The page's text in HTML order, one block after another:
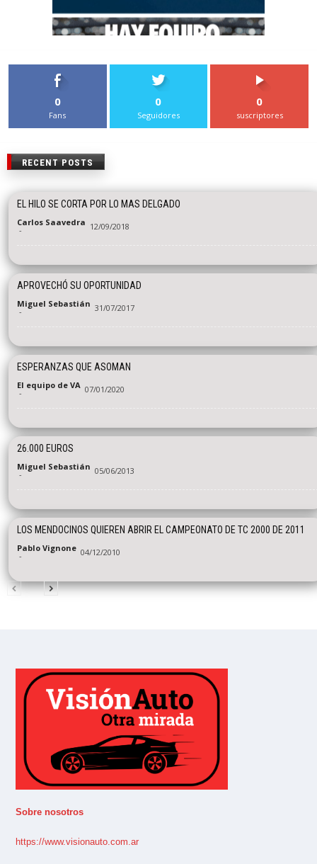
0
Fans
0
Seguidores
0
suscriptores
RECENT POSTS
EL HILO SE CORTA POR LO MAS DELGADO
Carlos Saavedra
- 12/09/2018
APROVECHÓ SU OPORTUNIDAD
Miguel Sebastián
- 31/07/2017
ESPERANZAS QUE ASOMAN
El equipo de VA
- 07/01/2020
26.000 EUROS
Miguel Sebastián
- 05/06/2013
LOS MENDOCINOS QUIEREN ABRIR EL CAMPEONATO DE TC 2000 DE 2011
Pablo Vignone
- 04/12/2010
Sobre nosotros
https://www.visionauto.com.ar